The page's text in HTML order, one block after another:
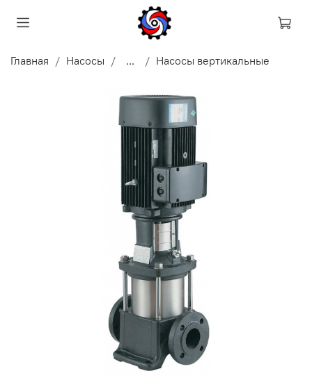
Главная Насосы ... Насосы вертикальные